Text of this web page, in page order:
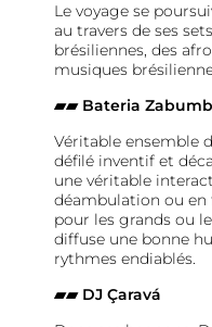
Le voyage se
au travers de ses
brésiliennes, des
musiques
▰▰ Bateria
Véritable ensemble
défilé inventif et
une véritable
déambulation ou en
pour les grands ou
diffuse une bonne
rythmes endiablés.
▰▰ DJ Çaravá